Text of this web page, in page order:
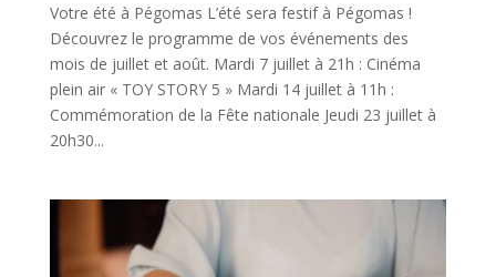
Votre été à Pégomas L’été sera festif à Pégomas !
Découvrez le programme de vos événements des
mois de juillet et août. Mardi 7 juillet à 21h : Cinéma
plein air « TOY STORY 5 » Mardi 14 juillet à 11h :
Commémoration de la Fête nationale Jeudi 23 juillet à
20h30...